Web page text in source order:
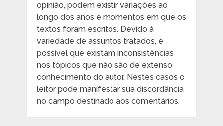
opinião, podem existir variações ao
longo dos anos e momentos em que os
textos foram escritos. Devido à
variedade de assuntos tratados, é
possível que existam inconsistências
nos tópicos que não são de extenso
conhecimento do autor. Nestes casos o
leitor pode manifestar sua discordância
no campo destinado aos comentários.